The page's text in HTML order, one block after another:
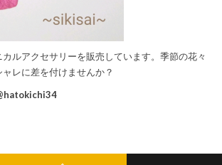
ルアクセサリーを販売しています。季節の花々
レに差を付けませんか？